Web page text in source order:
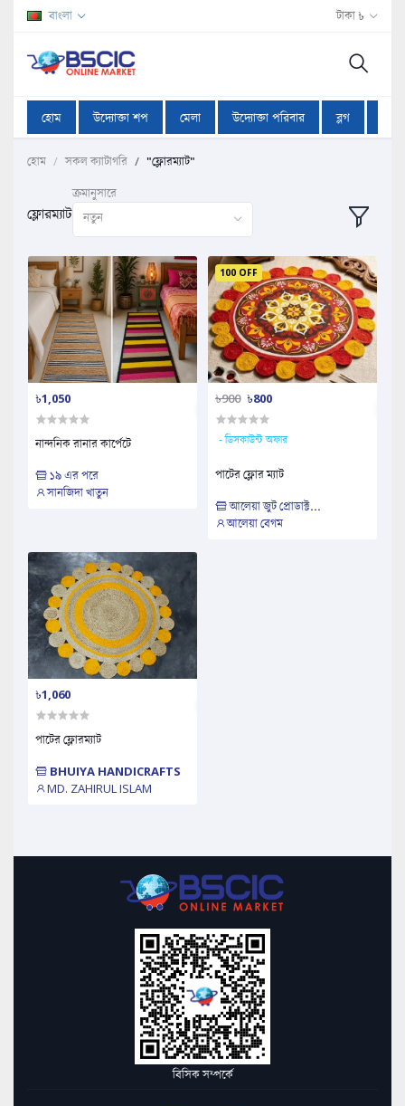
বাংলা টাকা ৳
হোম উদ্যোক্তা শপ মেলা উদ্যোক্তা পরিবার ব্লগ
হোম সকল ক্যাটাগরি "ফ্লোরম্যাট"
ফ্লোরম্যাট
ক্রমানুসারে
নতুন
৳1,050
নান্দনিক রানার কার্পেটে
১৯ এর পরে
সানজিদা খাতুন
৳900
100 OFF
৳800
- ডিসকাউন্ট অফার
পাটের ফ্লোর ম্যাট
আলেয়া জুট প্রোডাক্ট...
আলেয়া বেগম
৳1,060
পাটের ফ্লোরম্যাট
BHUIYA HANDICRAFTS
MD. ZAHIRUL ISLAM
বিসিক সম্পর্কে